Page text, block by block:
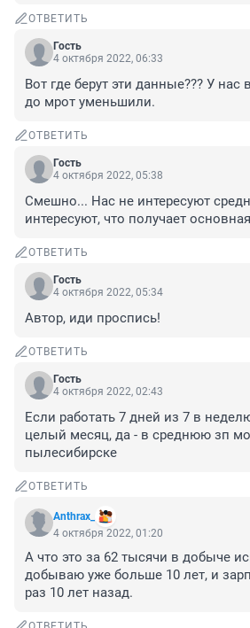
ОТВЕТИТЬ
Гость
4 октября 2022, 06:33
Вот где берут эти данные??? У нас
до мрот уменьшили.
ОТВЕТИТЬ
Гость
4 октября 2022, 05:38
Смешно... Нас не интересуют
интересуют, что получает
ОТВЕТИТЬ
Гость
4 октября 2022, 05:34
Автор, иди проспись!
ОТВЕТИТЬ
Гость
4 октября 2022, 02:43
Если работать 7 дней из 7 в
целый месяц, да - в среднюю зп
пылесибирске
ОТВЕТИТЬ
Anthrax_
4 октября 2022, 01:20
А что это за 62 тысячи в добыче
добываю уже больше 10 лет, и
раз 10 лет назад.